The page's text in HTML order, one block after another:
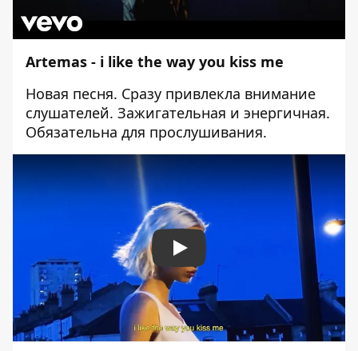
Artemas - i like the way you kiss me
Новая песня. Сразу привлекла внимание
слушателей. Зажигательная и энергичная.
Обязательна для прослушивания.
Play